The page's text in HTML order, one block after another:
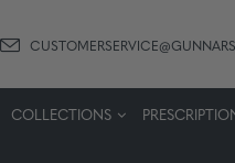
COLLECTIONS